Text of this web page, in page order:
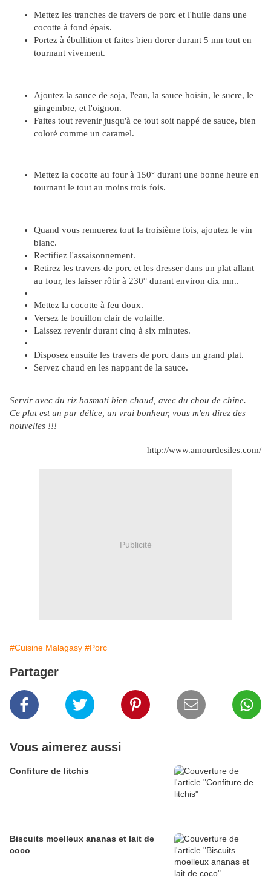
Mettez les tranches de travers de porc et l'huile dans une
cocotte à fond épais.
Portez à ébullition et faites bien dorer durant 5 mn tout en
tournant vivement.
Ajoutez la sauce de soja, l'eau, la sauce hoisin, le sucre, le
gingembre, et l'oignon.
Faites tout revenir jusqu'à ce tout soit nappé de sauce, bien
coloré comme un caramel.
Mettez la cocotte au four à 150° durant une bonne heure en
tournant le tout au moins trois fois.
Quand vous remuerez tout la troisième fois, ajoutez le vin
blanc.
Rectifiez l'assaisonnement.
Retirez les travers de porc et les dresser dans un plat allant
au four, les laisser rôtir à 230° durant environ dix mn..
Mettez la cocotte à feu doux.
Versez le bouillon clair de volaille.
Laissez revenir durant cinq à six minutes.
Disposez ensuite les travers de porc dans un grand plat.
Servez chaud en les nappant de la sauce.
Servir avec du riz basmati bien chaud, avec du chou de chine.
Ce plat est un pur délice, un vrai bonheur, vous m'en direz des
nouvelles !!!
http://www.amourdesiles.com/
Publicité
#Cuisine Malagasy #Porc
Partager
Vous aimerez aussi
Confiture de litchis
Biscuits moelleux ananas et lait de
coco